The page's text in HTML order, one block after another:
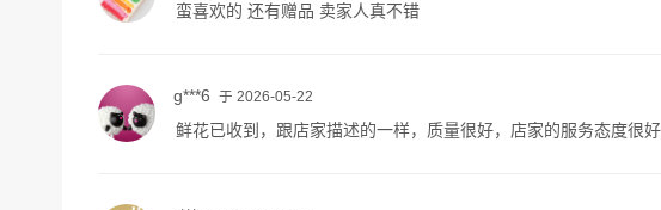
蛮喜欢的 还有赠品 卖家人真不错
g***6 于 2026-05-22
鲜花已收到，跟店家描述的一样，质量很好，店家的服务态度很